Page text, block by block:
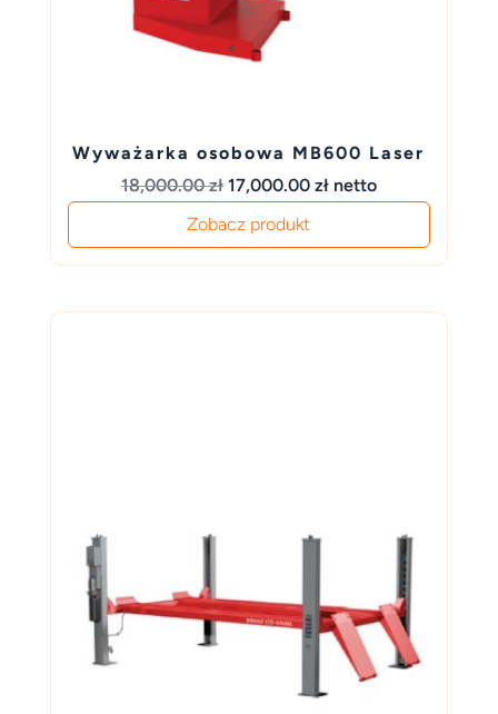
Wyważarka osobowa MB600 Laser
18,000.00zł Pierwotna
wynosiła:
18,000.00 zł.
17,000.00 złAktualna
wynosi:
17,000.00 zł.
netto
Zobacz produkt